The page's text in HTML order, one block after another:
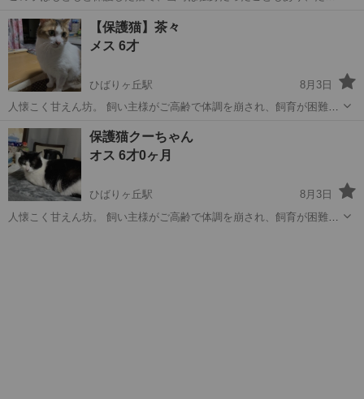
の子どもがおり、さらに犬も一緒に暮らしています。この子のために
専用のお部屋を用意していますが、...
東京 町田市 こどもの国駅
【保護猫】茶々
メス 6才
ひばりヶ丘駅
8月3日
人懐こく甘えん坊。 飼い主様がご高齢で体調を崩され、飼育が困難と
近年のワクチンは未接種だそうです。 不妊手術済み。 お問い合わせの
際におおよそのお住まい...
東京 西東京市 ひばりヶ丘駅
保護猫クーちゃん
オス 6才0ヶ月
ひばりヶ丘駅
8月3日
人懐こく甘えん坊。 飼い主様がご高齢で体調を崩され、飼育が困難と